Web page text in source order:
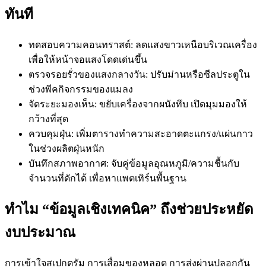
ทันที
ทดสอบความคอนทราสต์: ลดแสงขาวเหนือบริเวณเครื่อง
เพื่อให้หน้าจอแสงโดดเด่นขึ้น
ตรวจรอยรั่วของแสงกลางวัน: ปรับม่านหรือซีลประตูใน
ช่วงพีคกิจกรรมของแมลง
จัดระยะมองเห็น: ขยับเครื่องจากผนังทึบ เปิดมุมมองให้
กว้างที่สุด
ควบคุมฝุ่น: เพิ่มตารางทำความสะอาดตะแกรง/แผ่นกาว
ในช่วงผลิตฝุ่นหนัก
บันทึกสภาพอากาศ: จับคู่ข้อมูลอุณหภูมิ/ความชื้นกับ
จำนวนที่ดักได้ เพื่อหาแพตเทิร์นพื้นฐาน
ทำไม “ข้อมูลเชิงเทคนิค” ถึงช่วยประหยัด
งบประมาณ
การเข้าใจสเปกตรัม การเสื่อมของหลอด การส่งผ่านปลอกกัน